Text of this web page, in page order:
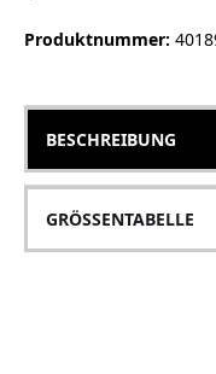
Produktnummer:
BESCHREIBUNG
GRÖSSENTABELLE